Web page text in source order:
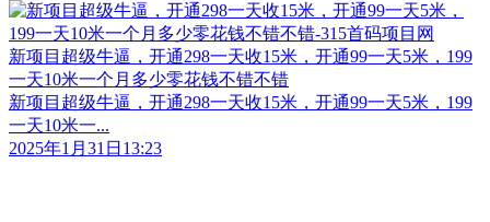
新项目超级牛逼，开通298一天收15米，开通99一天5米，199
一天10米一个月多少零花钱不错不错
新项目超级牛逼，开通298一天收15米，开通99一天5米，199
一天10米一...
2025年1月31日13:23